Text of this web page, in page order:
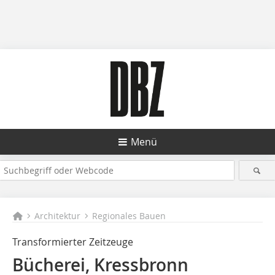
Menü
Architektur Regionales Bauen
Transformierter Zeitzeuge
Bücherei, Kressbronn